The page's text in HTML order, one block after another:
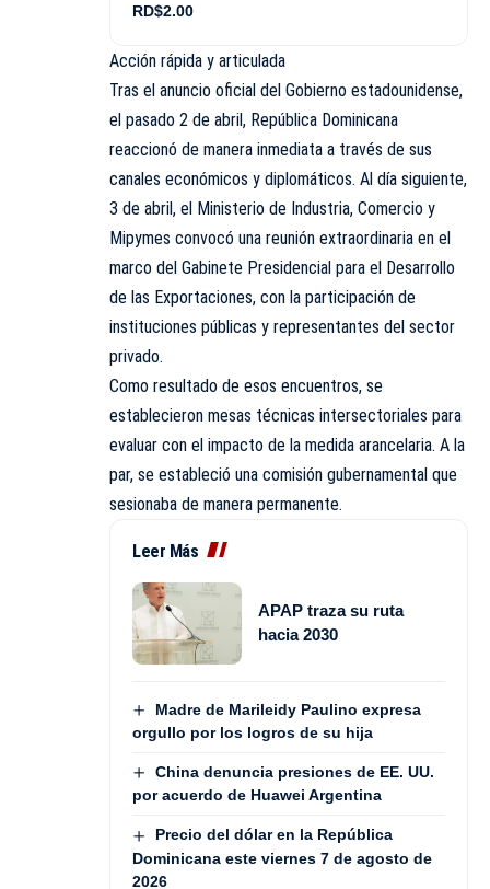
RD$2.00
Acción rápida y articulada
Tras el anuncio oficial del Gobierno estadounidense,
el pasado 2 de abril, República Dominicana
reaccionó de manera inmediata a través de sus
canales económicos y diplomáticos. Al día siguiente,
3 de abril, el Ministerio de Industria, Comercio y
Mipymes convocó una reunión extraordinaria en el
marco del Gabinete Presidencial para el Desarrollo
de las Exportaciones, con la participación de
instituciones públicas y representantes del sector
privado.
Como resultado de esos encuentros, se
establecieron mesas técnicas intersectoriales para
evaluar con el impacto de la medida arancelaria. A la
par, se estableció una comisión gubernamental que
sesionaba de manera permanente.
Leer Más
APAP traza su ruta
hacia 2030
Madre de Marileidy Paulino expresa
orgullo por los logros de su hija
China denuncia presiones de EE. UU.
por acuerdo de Huawei Argentina
Precio del dólar en la República
Dominicana este viernes 7 de agosto de
2026